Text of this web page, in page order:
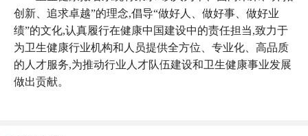
创新、追求卓越”的理念,倡导“做好人、做好事、做好业
绩”的文化,认真履行在健康中国建设中的责任担当,致力于
为卫生健康行业机构和人员提供全方位、专业化、高品质
的人才服务,为推动行业人才队伍建设和卫生健康事业发展
做出贡献。